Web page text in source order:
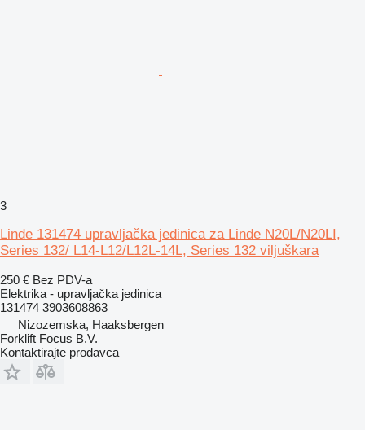
3
Linde 131474 upravljačka jedinica za Linde N20L/N20LI,
Series 132/ L14-L12/L12L-14L, Series 132 viljuškara
250 € Bez PDV-a
Elektrika - upravljačka jedinica
131474 3903608863
Nizozemska, Haaksbergen
Forklift Focus B.V.
Kontaktirajte prodavca